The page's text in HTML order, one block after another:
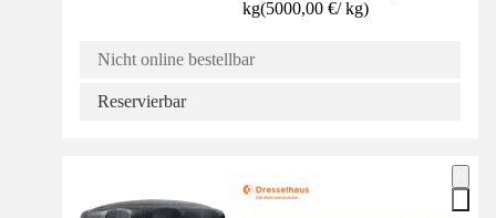
kg(5000,00 €/ kg)
Nicht online bestellbar
Reservierbar